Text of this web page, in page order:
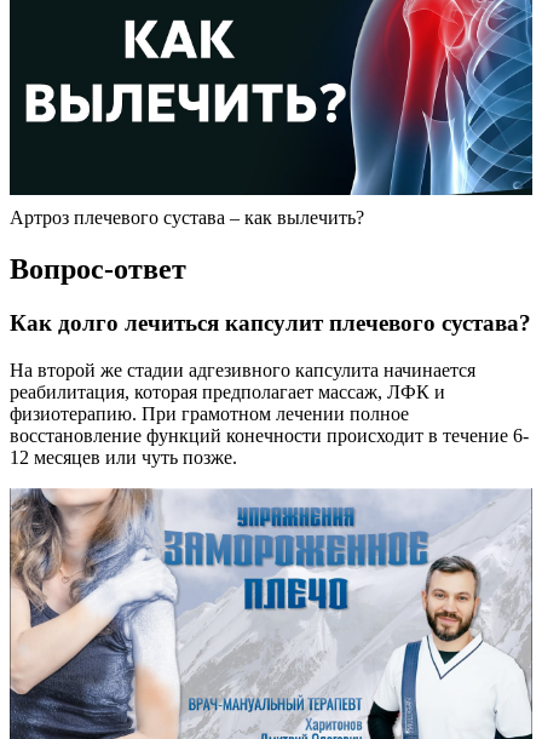
Артроз плечевого сустава – как вылечить?
Вопрос-ответ
Как долго лечиться капсулит плечевого сустава?
На второй же стадии адгезивного капсулита начинается
реабилитация, которая предполагает массаж, ЛФК и
физиотерапию. При грамотном лечении полное
восстановление функций конечности происходит в течение 6-
12 месяцев или чуть позже.